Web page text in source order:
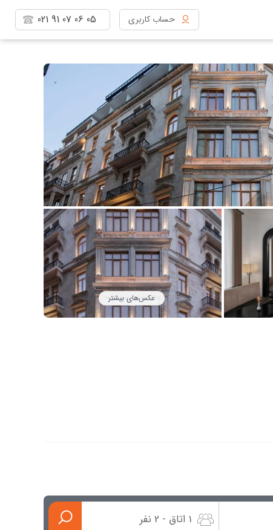
حساب کاربری
خروج
021 91 07 06 05
عکس‌های بیشتر
1 اتاق - 2 نفر